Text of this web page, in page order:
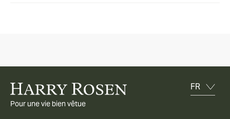
Pour une vie bien vêtue